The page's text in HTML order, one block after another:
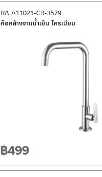
ก๊อกล้างจานน้ำเย็น โครเมียม
RA A11021-CR-3579
฿499